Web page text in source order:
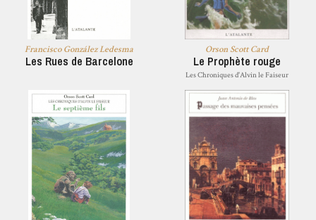
Francisco González Ledesma
Les Rues de Barcelone
Orson Scott Card
Le Prophète rouge
Les Chroniques d'Alvin le Faiseur